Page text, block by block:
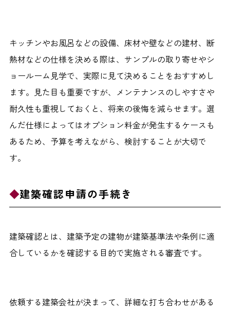
キッチンやお風呂などの設備、床材や壁などの建材、断
熱材などの仕様を決める際は、サンプルの取り寄せやシ
ョールーム見学で、実際に見て決めることをおすすめし
ます。見た目も重要ですが、メンテナンスのしやすさや
耐久性も重視しておくと、将来の後悔を減らせます。選
んだ仕様によってはオプション料金が発生するケースも
あるため、予算を考えながら、検討することが大切で
す。
建築確認申請の手続き
建築確認とは、建築予定の建物が建築基準法や条例に適
合しているかを確認する目的で実施される審査です。
依頼する建築会社が決まって、詳細な打ち合わせがある